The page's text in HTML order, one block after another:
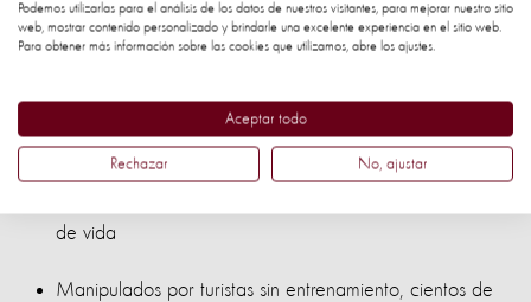
preservación de la especie, ya que los tigres nacen sólo
para ser explotados para entretenimiento humano.
Los principales problemas de bienestar de los animales en
estas atracciones incluyen:
de vida
Manipulados por turistas sin entrenamiento, cientos de
Podemos utilizarlas para el análisis de los datos de nuestros visitantes, para mejorar nuestro sitio
web, mostrar contenido personalizado y brindarle una excelente experiencia en el sitio web.
Para obtener más información sobre las cookies que utilizamos, abre los ajustes.
Aceptar todo
Rechazar No, ajustar